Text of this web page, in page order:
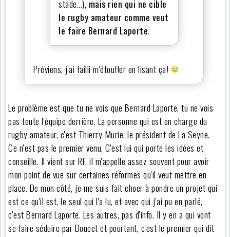
stade...), mais rien qui ne cible
le rugby amateur comme veut
le faire Bernard Laporte.
Préviens, j'ai failli m'étouffer en lisant ça!
Le problème est que tu ne vois que Bernard Laporte, tu ne vois
pas toute l'équipe derrière. La personne qui est en charge du
rugby amateur, c'est Thierry Murie, le président de La Seyne.
Ce n'est pas le premier venu. C'est lui qui porte les idées et
conseille. Il vient sur RF, il m'appelle assez souvent pour avoir
mon point de vue sur certaines réformes qu'il veut mettre en
place. De mon côté, je me suis fait choer à pondre un projet qui
est ce qu'il est, le seul qui l'a lu, et avec qui j'ai pu en parlé,
c'est Bernard Laporte. Les autres, pas d'info. Il y en a qui vont
se faire séduire par Doucet et pourtant, c'est le premier qui dit